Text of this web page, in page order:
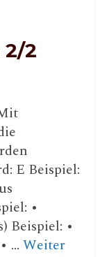
2
E Beispiel:
•
Beispiel: •
… Weiter